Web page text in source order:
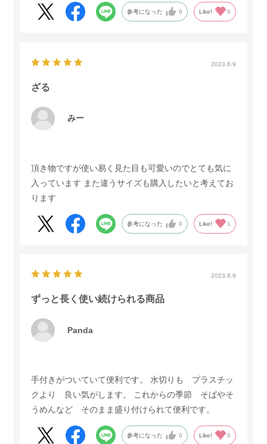
参考になった 0 Like! 0
2023.6.9
ざる
みー
頂き物ですが使い易く見た目も可愛いのでとても気に
入っています また違うサイズも購入したいと考えてお
ります
参考になった 0 Like! 1
2023.6.9
ずっと長く使い続けられる商品
Panda
手付きがついていて便利です。 水切りも プラスチッ
クより 良い気がします。 これからの季節 そばやそ
うめんなど そのまま盛り付けられて便利です。
参考になった 0 Like! 0